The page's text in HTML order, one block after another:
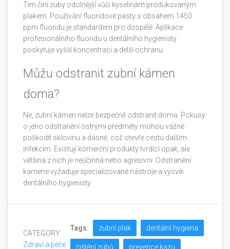
Tím činí zuby odolnější vůči kyselinám produkovaným
plakem. Používání fluoridové pasty s obsahem 1450
ppm fluoridu je standardem pro dospělé. Aplikace
profesionálního fluoridu u dentálního hygienisty
poskytuje vyšší koncentraci a delší ochranu.
Můžu odstranit zubní kámen
doma?
Ne, zubní kámen nelze bezpečně odstranit doma. Pokusy
o jeho odstranění ostrými předměty mohou vážně
poškodit sklovinu a dásně, což otevře cestu dalším
infekcím. Existují komerční produkty tvrdící opak, ale
většina z nich je neúčinná nebo agresivní. Odstranění
kamene vyžaduje specializované nástroje a výcvik
dentálního hygienisty.
CATEGORY:
Zdraví a péče
Tags: zubní plak dentální hygiena
čištění zubů prevence kazu